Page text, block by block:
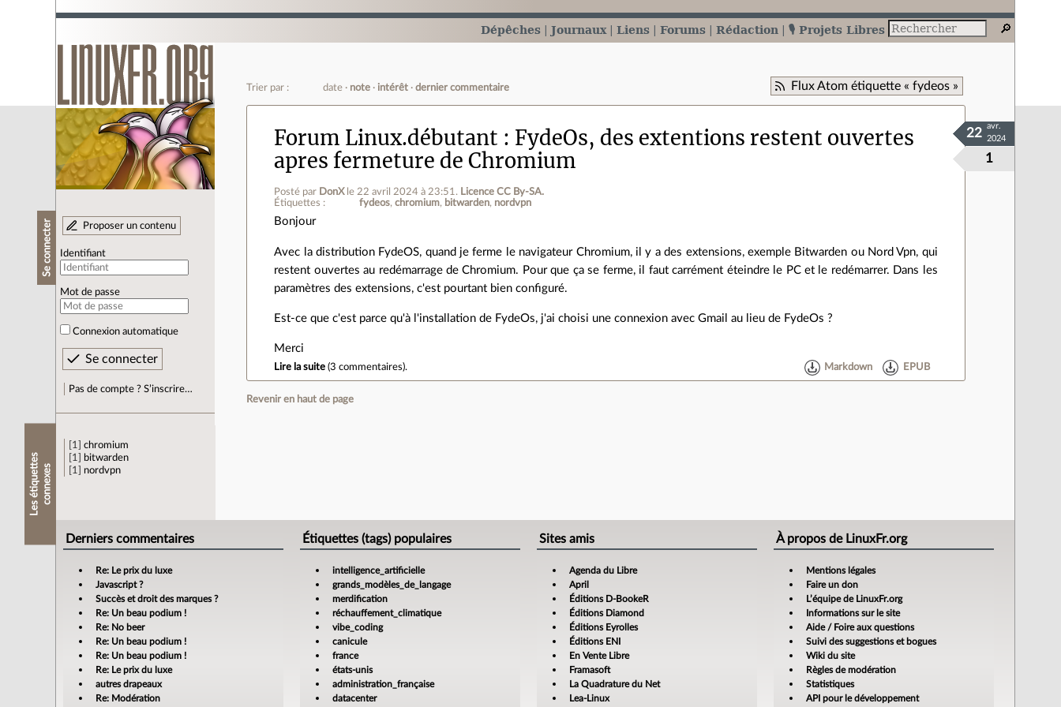
Dépêches Journaux Liens Forums Rédaction 🎙️ Projets Libres
Se connecter Proposer un contenu
Identifiant
Mot de passe
Connexion automatique
Pas de compte ? S’inscrire…
L
e
s
é
t
i
q
u
e
tt
e
s
c
o
n
n
e
x
es
1
chromium
1
bitwarden
1
nordvpn
Flux Atom étiquette « fydeos »
Trier par : date note intérêt dernier commentaire
Forum Linux.débutant
FydeOs, des extentions restent ouvertes
apres fermeture de Chromium
Posté par DonX le 22 avril 2024 à 23:51 . Licence CC By‑SA.
Étiquettes :
fydeos chromium bitwarden nordvpn
1
22
avr.
2024
Bonjour
Avec la distribution FydeOS, quand je ferme le navigateur Chromium, il y a des extensions, exemple Bitwarden ou Nord Vpn, qui
restent ouvertes au redémarrage de Chromium. Pour que ça se ferme, il faut carrément éteindre le PC et le redémarrer. Dans les
paramètres des extensions, c'est pourtant bien configuré.
Est-ce que c'est parce qu'à l'installation de FydeOs, j'ai choisi une connexion avec Gmail au lieu de FydeOs ?
Merci
Lire la suite (3 commentaires). Markdown EPUB
Revenir en haut de page
Derniers commentaires
Re: Le prix du luxe
Javascript ?
Succès et droit des marques ?
Re: Un beau podium !
Re: No beer
Re: Un beau podium !
Re: Un beau podium !
Re: Le prix du luxe
autres drapeaux
Re: Modération
Étiquettes (tags) populaires
intelligence_artificielle
grands_modèles_de_langage
merdification
réchauffement_climatique
vibe_coding
canicule
france
états-unis
administration_française
datacenter
Sites amis
Agenda du Libre
April
Éditions D-BookeR
Éditions Diamond
Éditions Eyrolles
Éditions ENI
En Vente Libre
Framasoft
La Quadrature du Net
Lea-Linux
À propos de LinuxFr.org
Mentions légales
Faire un don
L’équipe de LinuxFr.org
Informations sur le site
Aide / Foire aux questions
Suivi des suggestions et bogues
Wiki du site
Règles de modération
Statistiques
API pour le développement